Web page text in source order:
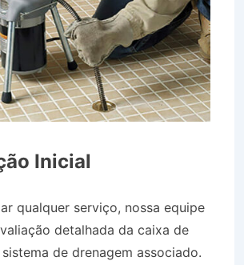
Inicial
qualquer serviço, nossa equipe
detalhada da caixa de
de drenagem associado.